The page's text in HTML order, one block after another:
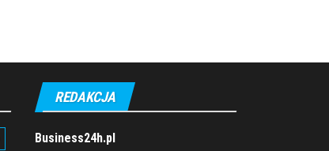
REDAKCJA
Business24h.pl